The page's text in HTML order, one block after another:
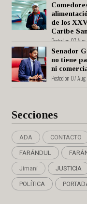
de los
Caribe
Posted on 07
Senador
no tiene
ni
Posted on 07
Secciones
ADA CONTACTO
FARÁNDUL
Jimani JUSTICIA
POLÍTICA